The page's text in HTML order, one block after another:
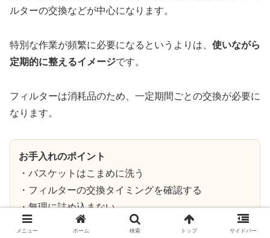
ルターの交換などが中心になります。
特別な作業が頻繁に必要になるというよりは、 使いながら
定期的に整えるイメージです。
フィルターは消耗品のため、一定期間ごとの交換が必要に
なります。
お手入れのポイント
・バスケットはこまめに洗う
・フィルターの交換タイミングを確認する
・無理に詰め込まない
メニュー ホーム 検索 トップ サイドバー